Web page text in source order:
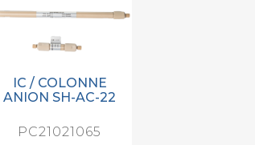
IC / COLONNE
ANION SH-AC-22
PC21021065